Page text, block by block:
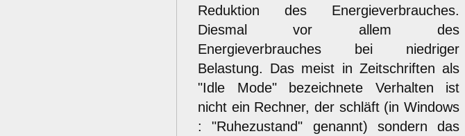
Reduktion des Energieverbrauches.
Diesmal vor allem des
Energieverbrauches bei niedriger
Belastung. Das meist in Zeitschriften als
"Idle Mode" bezeichnete Verhalten ist
nicht ein Rechner, der schläft (in Windows
: "Ruhezustand" genannt) sondern das